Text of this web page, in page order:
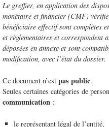
Le greffier, en application des
monétaire et financier (CMF)
bénéficiaire effectif sont complètes
et règlementaires et correspondent
déposées en annexe et sont
modification, avec l’état du dossier.
Ce document n’est pas public.
Seules certaines catégories de
communication :
le représentant légal de l’entité,